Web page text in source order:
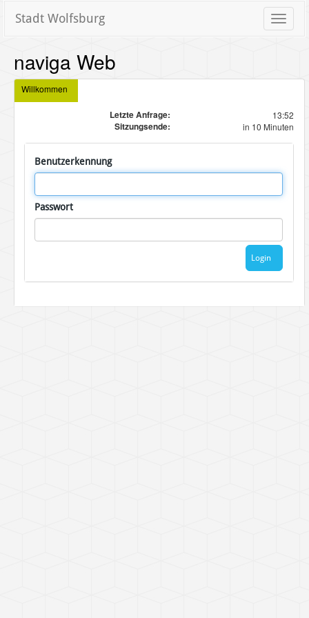
Toggle
Stadt Wolfsburg
naviga Web
Willkommen
Letzte Anfrage: 13:52
Sitzungsende: in 10 Minuten
Benutzerkennung
Passwort